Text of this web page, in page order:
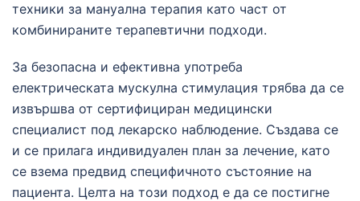
техники за мануална терапия като част от
комбинираните терапевтични подходи.
За безопасна и ефективна употреба
електрическата мускулна стимулация трябва да се
извършва от сертифициран медицински
специалист под лекарско наблюдение. Създава се
и се прилага индивидуален план за лечение, като
се взема предвид специфичното състояние на
пациента. Целта на този подход е да се постигне